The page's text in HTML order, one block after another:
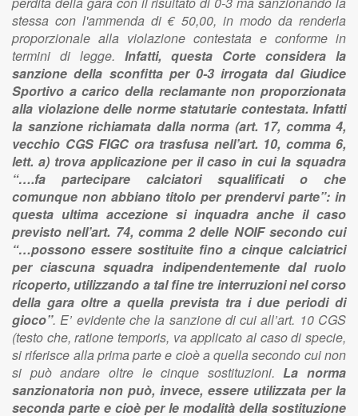
stessa con l'ammenda di € 50,00, in modo da renderla
proporzionale alla violazione contestata e conforme in
termini di legge. Infatti, questa Corte considera la
sanzione della sconfitta per 0-3 irrogata dal Giudice
Sportivo a carico della reclamante non proporzionata
alla violazione delle norme statutarie contestata. Infatti
la sanzione richiamata dalla norma (art. 17, comma 4,
vecchio CGS FIGC ora trasfusa nell’art. 10, comma 6,
lett. a) trova applicazione per il caso in cui la squadra
“….fa partecipare calciatori squalificati o che
comunque non abbiano titolo per prendervi parte”: in
questa ultima accezione si inquadra anche il caso
previsto nell’art. 74, comma 2 delle NOIF secondo cui
“…possono essere sostituite fino a cinque calciatrici
per ciascuna squadra indipendentemente dal ruolo
ricoperto, utilizzando a tal fine tre interruzioni nel corso
della gara oltre a quella prevista tra i due periodi di
gioco”. E’ evidente che la sanzione di cui all’art. 10 CGS
(testo che, ratione temporis, va applicato al caso di specie,
si riferisce alla prima parte e cioè a quella secondo cui non
si può andare oltre le cinque sostituzioni.La norma
sanzionatoria non può, invece, essere utilizzata per la
seconda parte e cioè per le modalità della sostituzione